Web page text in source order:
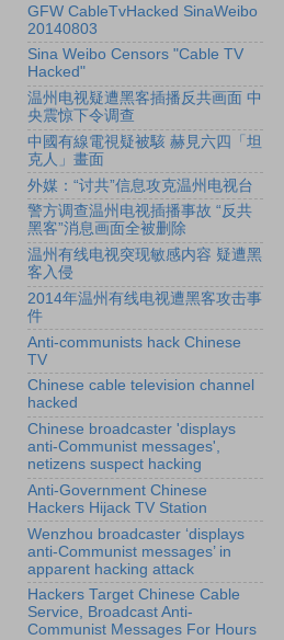
GFW CableTvHacked SinaWeibo
20140803
Sina Weibo Censors "Cable TV
Hacked"
温州电视疑遭黑客插播反共画面 中
央震惊下令调查
中國有線電視疑被駭 赫見六四「坦
克人」畫面
外媒：“讨共”信息攻克温州电视台
警方调查温州电视插播事故 “反共
黑客”消息画面全被删除
温州有线电视突现敏感内容 疑遭黑
客入侵
2014年温州有线电视遭黑客攻击事
件
Anti-communists hack Chinese
TV
Chinese cable television channel
hacked
Chinese broadcaster 'displays
anti-Communist messages',
netizens suspect hacking
Anti-Government Chinese
Hackers Hijack TV Station
Wenzhou broadcaster ‘displays
anti-Communist messages’ in
apparent hacking attack
Hackers Target Chinese Cable
Service, Broadcast Anti-
Communist Messages For Hours